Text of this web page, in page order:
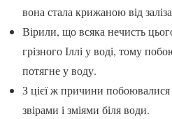
вона стала крижаною від
Вірили, що всяка нечисть
грізного Іллі у воді, тому
потягне у воду.
З цієї ж причини побоювалися
звірами і зміями біля води.